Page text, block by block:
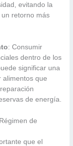
evitando la
retorno más
: Consumir
dentro de los
significar una
alimentos que
de energía.
de
que el